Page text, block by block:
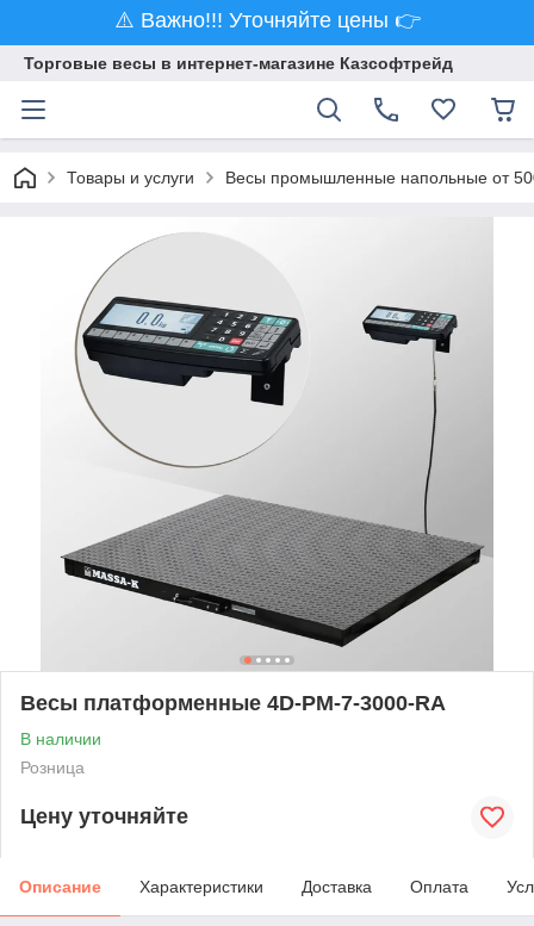
⚠️ Важно!!! Уточняйте цены 👉
Торговые весы в интернет-магазине Казсофтрейд
Товары и услуги Весы промышленные напольные от
Весы платформенные 4D-PM-7-3000-RA
В наличии
Розница
Цену уточняйте
Описание Характеристики Доставка Оплата